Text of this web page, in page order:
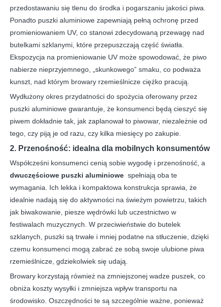
przedostawaniu się tlenu do środka i pogarszaniu jakości piwa.
Ponadto puszki aluminiowe zapewniają pełną ochronę przed
promieniowaniem UV, co stanowi zdecydowaną przewagę nad
butelkami szklanymi, które przepuszczają część światła.
Ekspozycja na promieniowanie UV może spowodować, że piwo
nabierze nieprzyjemnego, „skunkowego” smaku, co podważa
kunszt, nad którym browary rzemieślnicze ciężko pracują.
Wydłużony okres przydatności do spożycia oferowany przez
puszki aluminiowe gwarantuje, że konsumenci będą cieszyć się
piwem dokładnie tak, jak zaplanował to piwowar, niezależnie od
tego, czy piją je od razu, czy kilka miesięcy po zakupie.
2. Przenośność: idealna dla mobilnych konsumentów
Współcześni konsumenci cenią sobie wygodę i przenośność, a
dwuczęściowe puszki aluminiowe spełniają oba te
wymagania. Ich lekka i kompaktowa konstrukcja sprawia, że ​​
idealnie nadają się do aktywności na świeżym powietrzu, takich
jak biwakowanie, piesze wędrówki lub uczestnictwo w
festiwalach muzycznych. W przeciwieństwie do butelek
szklanych, puszki są trwałe i mniej podatne na stłuczenie, dzięki
czemu konsumenci mogą zabrać ze sobą swoje ulubione piwa
rzemieślnicze, gdziekolwiek się udają.
Browary korzystają również na zmniejszonej wadze puszek, co
obniża koszty wysyłki i zmniejsza wpływ transportu na
środowisko. Oszczędności te są szczególnie ważne, ponieważ